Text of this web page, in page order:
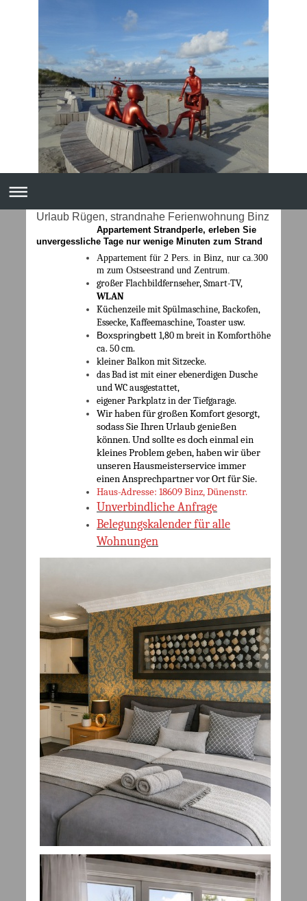
Urlaub Rügen, strandnahe Ferienwohnung Binz
Appartement Strandperle, erleben Sie
unvergessliche Tage nur wenige Minuten zum Strand
Appartement für 2 Pers. in Binz, nur ca.300
m zum Ostseestrand und Zentrum.
großerFlachbildfernseher, Smart-TV,
WLAN
Küchenzeile mit Spülmaschine, Backofen,
Essecke, Kaffeemaschine, Toaster usw.
Boxspringbett 1,80 m breit in Komforthöhe
ca. 50 cm.
kleiner Balkon mit Sitzecke.
das Bad ist mit einer ebenerdigen Dusche
und WC ausgestattet,
eigener Parkplatz in der Tiefgarage.
Wir haben für großen Komfort gesorgt,
sodass Sie Ihren Urlaub genießen
können. Und sollte es doch einmal ein
kleines Problem geben, haben wir über
unseren Hausmeisterservice immer
einen Ansprechpartner vor Ort für Sie.
Haus-Adresse: 18609 Binz, Dünenstr.
Unverbindliche Anfrage
Belegungskalender für alle
Wohnungen